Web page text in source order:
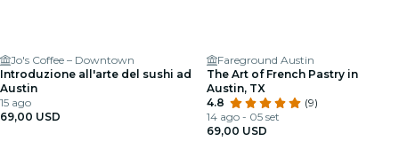
Jo's Coffee – Downtown
Introduzione all'arte del sushi ad
Austin
15 ago
69,00 USD
Fareground Austin
The Art of French Pastry in
Austin, TX
4.8
(9)
14 ago - 05 set
69,00 USD